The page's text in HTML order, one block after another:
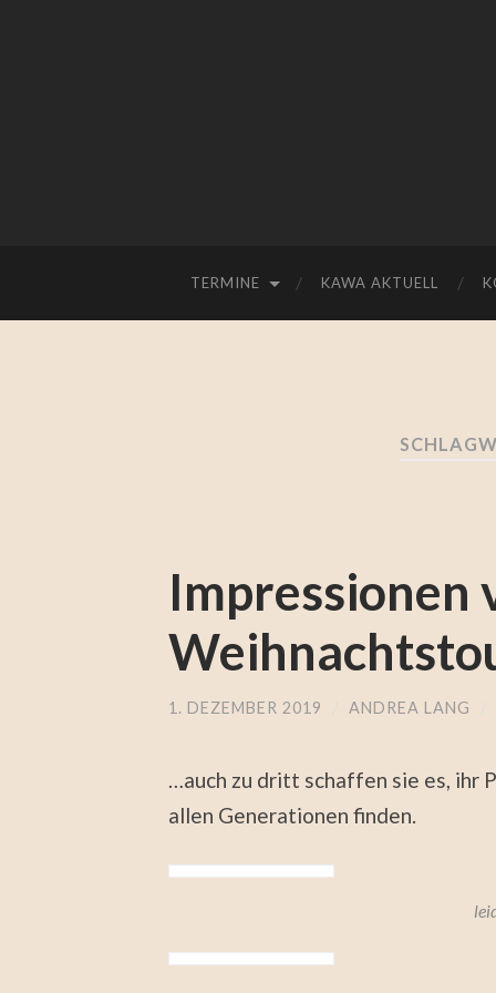
TERMINE KAWA AKTUELL
Impressionen
1. DEZEMBER 2019 ANDREA LANG
…auch zu dritt schaffen sie es, ihr
allen Generationen finden.